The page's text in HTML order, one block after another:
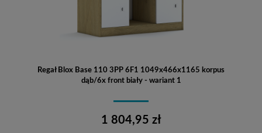
Regał Blox Base 110 3PP 6F1 1049x466x1165 korpus
dąb/6x front biały - wariant 1
1 804,95 zł